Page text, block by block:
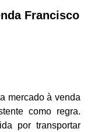
À VENDA FRANCISCO
Francisco
mercado à venda
como regra.
por transportar